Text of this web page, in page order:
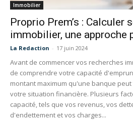
Immobilier
Proprio Prem’s : Calculer
immobilier, une approche
La Redaction - 17 juin 2024
Avant de commencer vos recherches
de comprendre votre capacité
montant maximum qu'une banque
votre situation financière. Plusieurs
capacité, tels que vos revenus, vos
d'endettement et vos charges...